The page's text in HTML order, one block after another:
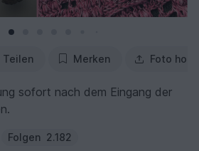
Teilen Merken Foto
sofort nach dem Eingang der
Folgen 2.182